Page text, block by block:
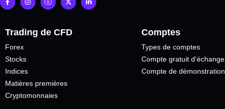
Trading de CFD
Forex
Stocks
Indices
Matières premières
Cryptomonnaies
Comptes
Types de comptes
Compte gratuit d'échange
Compte de démonstration